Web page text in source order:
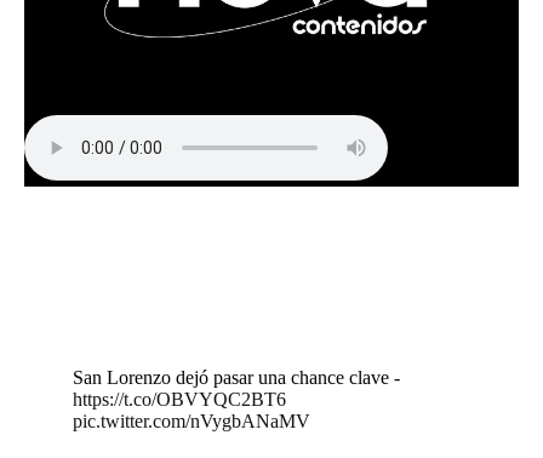
San Lorenzo dejó pasar una chance clave -
https://t.co/OBVYQC2BT6
pic.twitter.com/nVygbANaMV